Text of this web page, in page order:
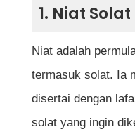
1.4 Niat
2. Takbiratul
3. Doa Iftitah
1. Niat Solat
Niat adalah
termasuk solat. Ia
disertai dengan
solat yang ingin